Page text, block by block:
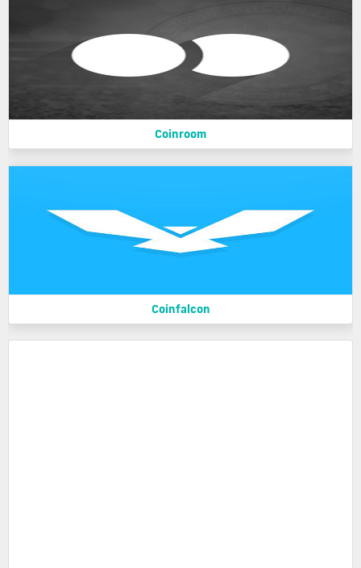
Coinroom
Coinfalcon